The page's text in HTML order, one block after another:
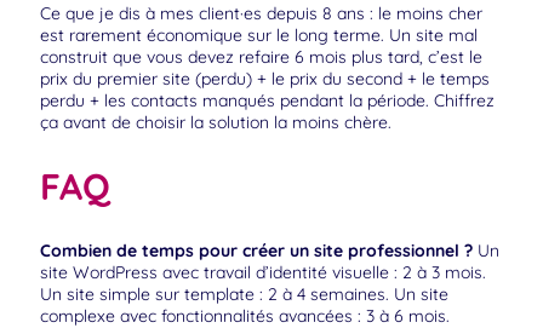
Ce que je dis à mes client·es depuis 8 ans : le moins cher
est rarement économique sur le long terme. Un site mal
construit que vous devez refaire 6 mois plus tard, c’est le
prix du premier site (perdu) + le prix du second + le temps
perdu + les contacts manqués pendant la période. Chiffrez
ça avant de choisir la solution la moins chère.
FAQ
Combien de temps pour créer un site professionnel ? Un
site WordPress avec travail d’identité visuelle : 2 à 3 mois.
Un site simple sur template : 2 à 4 semaines. Un site
complexe avec fonctionnalités avancées : 3 à 6 mois.